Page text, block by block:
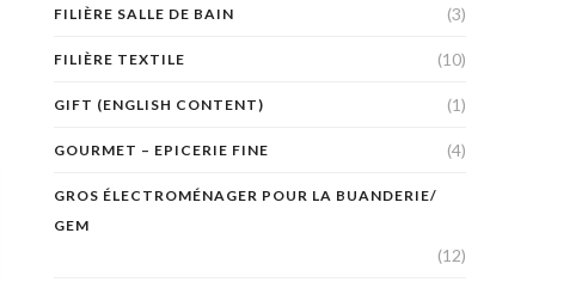
FILIÈRE SALLE DE BAIN (3)
FILIÈRE TEXTILE (10)
GIFT (ENGLISH CONTENT) (1)
GOURMET – EPICERIE FINE (4)
GROS ÉLECTROMÉNAGER POUR LA BUANDERIE/
GEM
(12)